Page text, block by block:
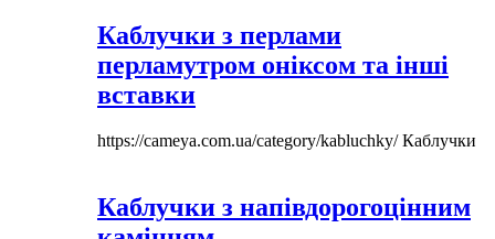
Каблучки з перлами
перламутром оніксом та інші
вставки
https://cameya.com.ua/category/kabluchky/Каблучки
Каблучки з напівдорогоцінним